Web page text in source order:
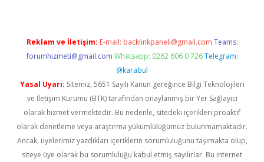
Reklam ve İletişim: E-mail: backlinkpaneli@gmail.com Teams:
forumhizmeti@gmail.com Whatsapp: 0262 606 0 726 Telegram:
@karabul
Yasal Uyarı: Sitemiz, 5651 Sayılı Kanun gereğince Bilgi Teknolojileri
ve İletişim Kurumu (BTK) tarafından onaylanmış bir Yer Sağlayıcı
olarak hizmet vermektedir. Bu nedenle, sitedeki içerikleri proaktif
olarak denetleme veya araştırma yükümlülüğümüz bulunmamaktadır.
Ancak, üyelerimiz yazdıkları içeriklerin sorumluluğunu taşımakta olup,
siteye üye olarak bu sorumluluğu kabul etmiş sayılırlar. Bu internet